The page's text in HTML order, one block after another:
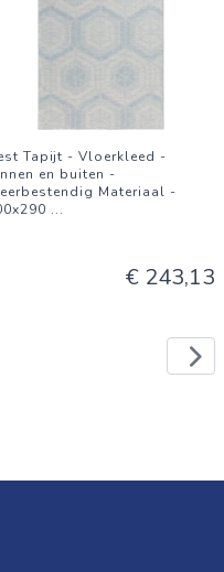
Tapijt - Vloerkleed -
en buiten -
Materiaal -
...
€ 243,13